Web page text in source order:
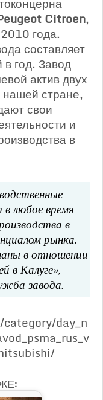
Citroen,
года.
составляет
год. Завод
актив двух
нашей стране,
свои
и
в
любое время
в
рынка.
в отношении
в Калуге», –
завода.
day_n